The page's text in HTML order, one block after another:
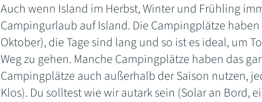
Auch wenn Island im Herbst, Winter und Frühling
Campingurlaub auf Island. Die Campingplätze
Oktober), die Tage sind lang und so ist es ideal, um
Weg zu gehen. Manche Campingplätze haben das
Campingplätze auch außerhalb der Saison nutzen,
Klos). Du solltest wie wir autark sein (Solar an Bord,